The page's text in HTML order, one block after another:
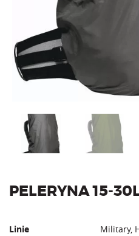
PELERYNA 15-
Linie Military,